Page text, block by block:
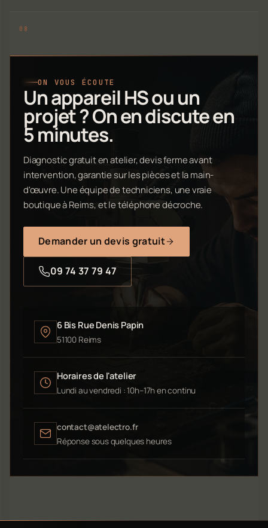
ON VOUS ÉCOUTE
Un appareil HS ou un
projet ? On en discute en
5 minutes.
Diagnostic gratuit en atelier, devis ferme avant
intervention, garantie sur les pièces et la main-
d'œuvre. Une équipe de techniciens, une vraie
boutique à Reims, et le téléphone décroche.
Demander un devis gratuit
09 74 37 79 47
6 Bis Rue Denis Papin
51100 Reims
Horaires de l'atelier
Lundi au vendredi : 10h–17h en continu
contact@atelectro.fr
Réponse sous quelques heures